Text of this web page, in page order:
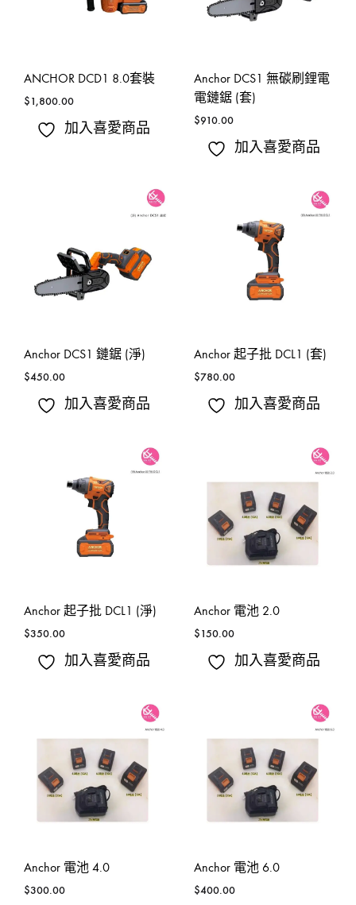
ANCHOR DCD1 8.0套裝
$1,800.00
加入喜愛商品
Anchor DCS1 無碳刷鋰電
電鏈鋸 (套)
$910.00
加入喜愛商品
Anchor DCS1 鏈鋸 (淨)
$450.00
加入喜愛商品
Anchor 起子批 DCL1 (套)
$780.00
加入喜愛商品
Anchor 起子批 DCL1 (淨)
$350.00
加入喜愛商品
Anchor 電池 2.0
$150.00
加入喜愛商品
Anchor 電池 4.0
$300.00
Anchor 電池 6.0
$400.00